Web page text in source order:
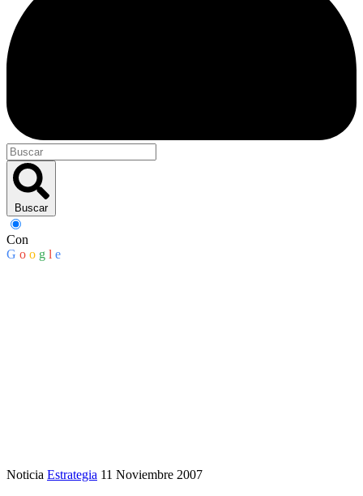
Buscar
Con
G o o g l e
Noticia Estrategia 11 Noviembre 2007